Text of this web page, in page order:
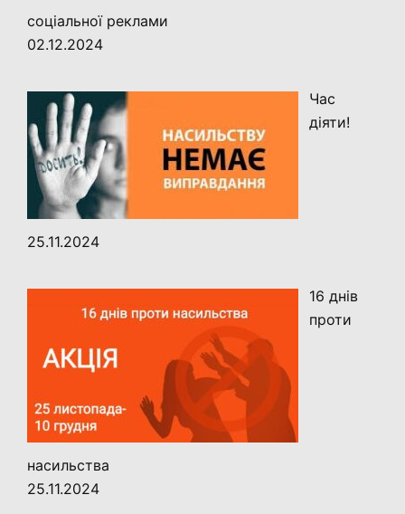
соціальної реклами
02.12.2024
Час
діяти!
25.11.2024
16 днів
проти
насильства
25.11.2024